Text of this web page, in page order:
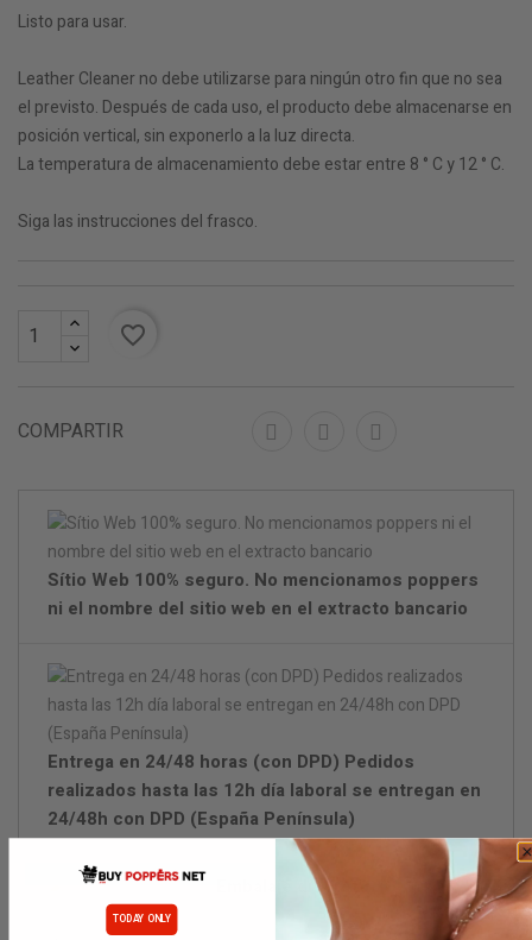
Listo para usar.
Leather Cleaner no debe utilizarse para ningún otro fin que no sea
el previsto. Después de cada uso, el producto debe almacenarse en
posición vertical, sin exponerlo a la luz directa.
La temperatura de almacenamiento debe estar entre 8 ° C y 12 ° C.
Siga las instrucciones del frasco.
favorite_border
COMPARTIR
Sítio Web 100% seguro. No mencionamos poppers
ni el nombre del sitio web en el extracto bancario
Entrega en 24/48 horas (con DPD) Pedidos
realizados hasta las 12h día laboral se entregan en
24/48h con DPD (España Península)
Embalaje discreto.
TODAY ONLY